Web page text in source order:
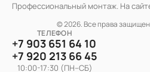
Профессиональный монтаж. На
© 2026. Все права
ТЕЛЕФОН
+7 903 651 64 10
+7 920 213 66 45
10:00-17:30 (ПН–СБ)